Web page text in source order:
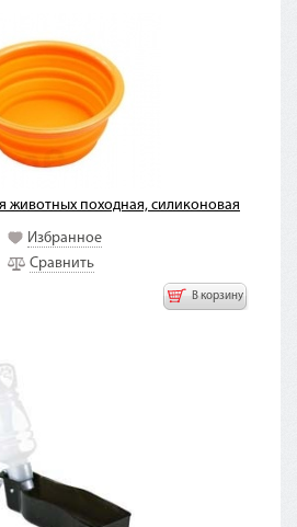
животных походная, силиконовая
Избранное
Сравнить
В корзину